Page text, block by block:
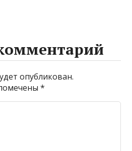
опубликован.
*